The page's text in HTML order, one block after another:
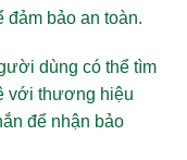
đảm bảo an toàn.
dùng có thể tìm
với thương hiệu
để nhận bảo